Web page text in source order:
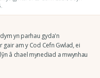
yn parhau gyda'n
am y Cod Cefn Gwlad, ei
â chael mynediad a mwynhau